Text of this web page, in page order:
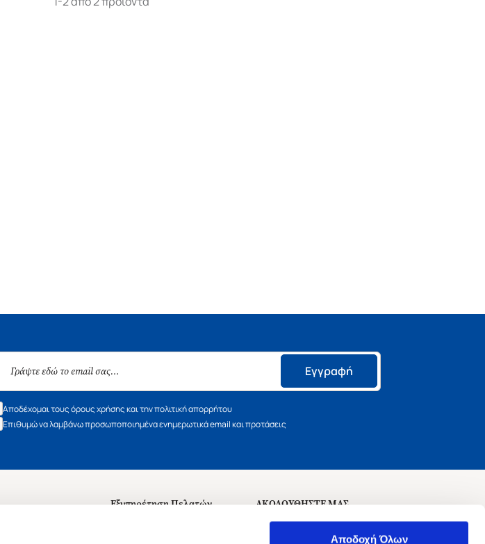
Αποδοχή Όλων
Εγγραφή
Αποδέχομαι τους όρους χρήσης και την πολιτική απορρήτου
Επιθυμώ να λαμβάνω προσωποποιημένα ενημερωτικά email και προτάσεις
Εξυπηρέτηση Πελατών
ΑΚΟΛΟΥΘΗΣΤΕ ΜΑΣ